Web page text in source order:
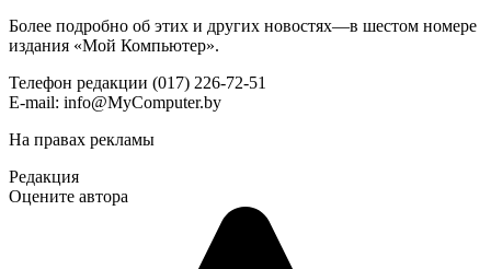
Более подробно об этих и других новостях—в шестом номере
издания «Мой Компьютер».
Телефон редакции (017) 226-72-51
E-mail: info@MyComputer.by
На правах рекламы
Редакция
Оцените автора